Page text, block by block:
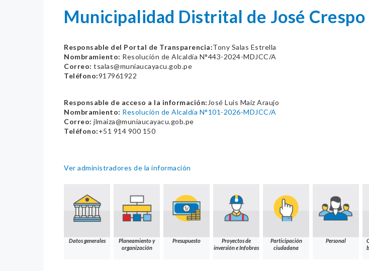
Municipalidad Distrital de José Crespo
Responsable del Portal de Transparencia:Tony Salas Estrella
Nombramiento: Resolución de Alcaldía N°443-2024-MDJCC/A
Correo: tsalas@muniaucayacu.gob.pe
Teléfono:917961922
Responsable de acceso a la información: José Luis Maiz Araujo
Nombramiento: Resolución de Alcaldía N°101-2026-MDJCC/A
Correo: jlmaiza@muniaucayacu.gob.pe
Teléfono:+51 914 900 150
Ver administradores de la información
Datos generales
Planeamiento y
organización
Presupuesto
Proyectos de
inversión e Infobras
Participación
ciudadana
Personal